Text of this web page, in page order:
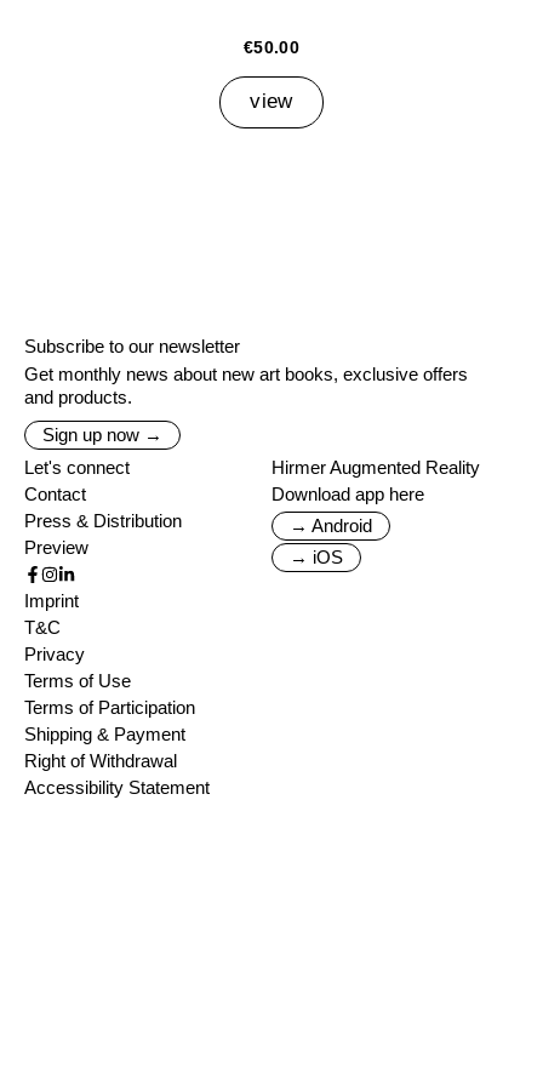
€50.00
view
Subscribe to our newsletter
Get monthly news about new art books, exclusive offers
and products.
Sign up now →
Let's connect
Contact
Press & Distribution
Preview
Hirmer Augmented Reality
Download app here
→ Android
→ iOS
Imprint
T&C
Privacy
Terms of Use
Terms of Participation
Shipping & Payment
Right of Withdrawal
Accessibility Statement